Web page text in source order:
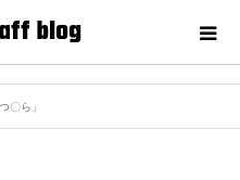
blog
〇ら」